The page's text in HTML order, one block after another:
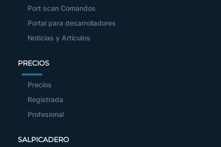
Port scan Comandos
Portal para desarrolladores
Noticias y Artículos
PRECIOS
Precios
Registrada
Profesional
SALPICADERO